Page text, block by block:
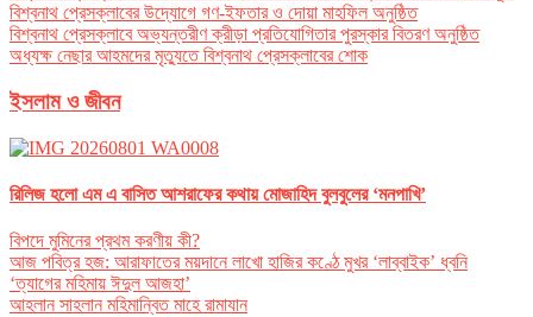
বিশ্বনাথ প্রেসক্লাবের উদ্যোগে গণ-ইফতার ও দোয়া মাহফিল অনুষ্ঠিত
বিশ্বনাথ প্রেসক্লাবে অভ্যন্তরীণ ক্রীড়া প্রতিযোগিতার পুরস্কার বিতরণ অনুষ্ঠিত
অধ্যক্ষ নেছার আহমদের মৃত্যুতে বিশ্বনাথ প্রেসক্লাবের শোক
ইসলাম ও জীবন
রিলিজ হলো এম এ বাসিত আশরাফের কথায় মোজাহিদ বুলবুলের ‘মনপাখি’
বিপদে মুমিনের প্রথম করণীয় কী?
আজ পবিত্র হজ: আরাফাতের ময়দানে লাখো হাজির কণ্ঠে মুখর ‘লাব্বাইক’ ধ্বনি
‘ত্যাগের মহিমায় ঈদুল আজহা’
আহলান সাহলান মহিমান্বিত মাহে রামাযান